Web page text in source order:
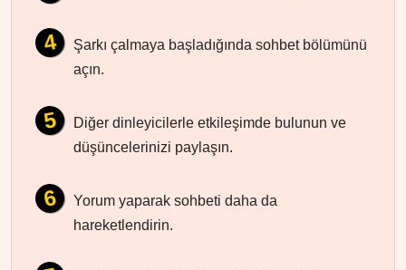
Şarkı çalmaya başladığında sohbet bölümünü
açın.
Diğer dinleyicilerle etkileşimde bulunun ve
düşüncelerinizi paylaşın.
Yorum yaparak sohbeti daha da
hareketlendirin.